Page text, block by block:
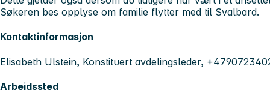
Søkeren bes opplyse om familie flytter med til Svalbard.
Kontaktinformasjon
Elisabeth Ulstein, Konstituert avdelingsleder,
Arbeidssted